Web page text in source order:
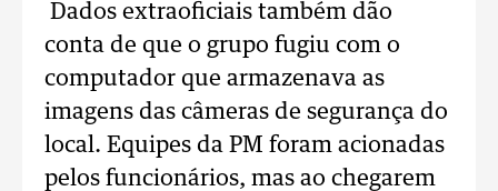
Dados extraoficiais também dão
conta de que o grupo fugiu com o
computador que armazenava as
imagens das câmeras de segurança do
local. Equipes da PM foram acionadas
pelos funcionários, mas ao chegarem